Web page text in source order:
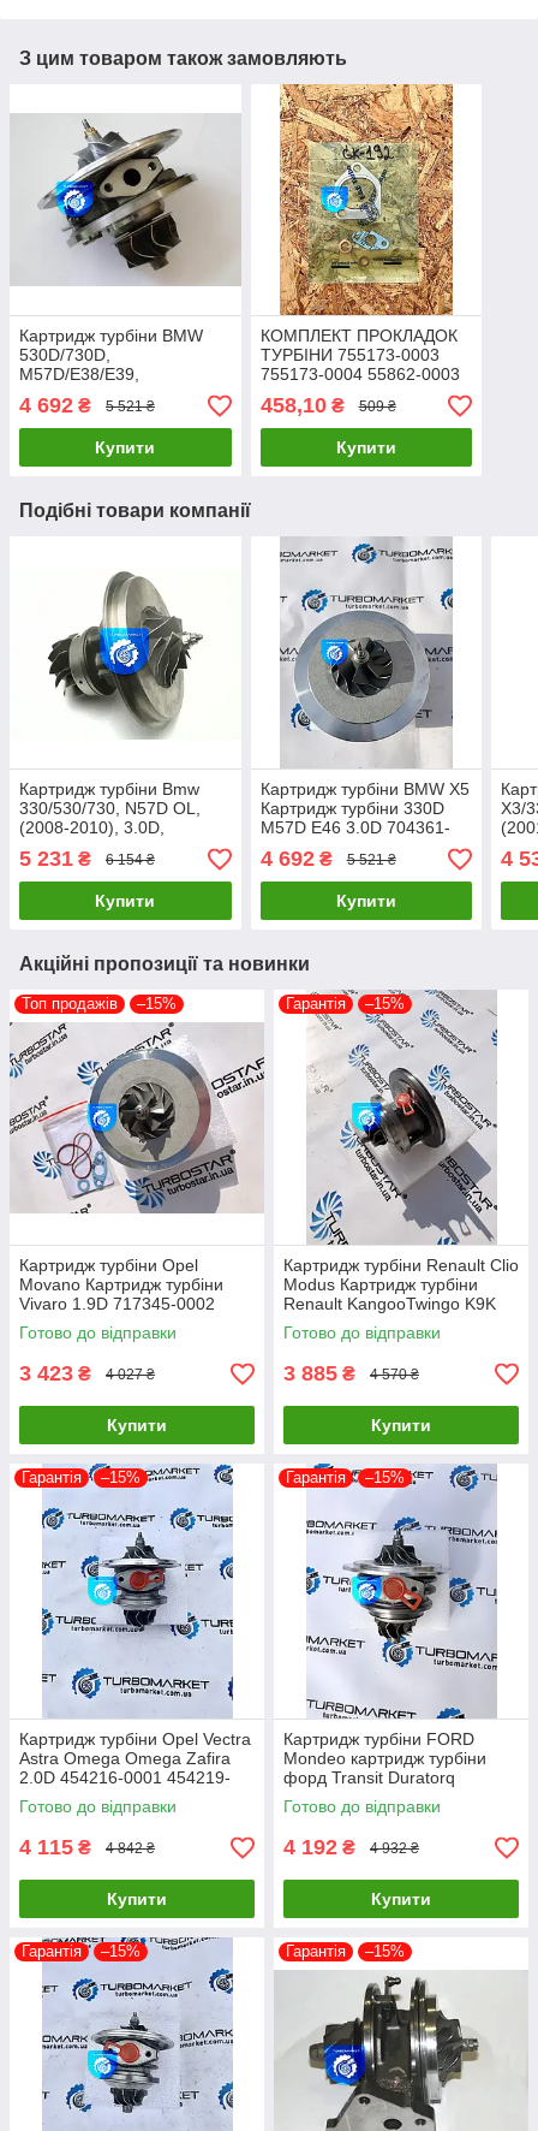
З цим товаром також замовляють
Картридж турбіни BMW
530D/730D,
M57D/E38/E39,
(1999,2001), 3.0D, 142/193
454191-0007,454191-
0001, 454191-0003
4 692 ₴ 5 521 ₴
Купити
КОМПЛЕКТ ПРОКЛАДОК
ТУРБІНИ 755173-0003
755173-0004 55862-0003
454191-0006 700447-
000370935-0001
458,10₴ 509 ₴
Купити
Подібні товари компанії
Картридж турбіни Bmw
330/530/730, N57D OL,
(2008-2010), 3.0D,
777853-0006, 777853-
0010
5 231 ₴ 6 154 ₴
Купити
Картридж турбіни BMW X5
Картридж турбіни 330D
M57D E46 3.0D 704361-
0005 704361-0006
704361-0001
4 692₴ 5 521 ₴
Купити
X3/
4
Акційні пропозиції та новинки
Топ продажів –15%
Картридж турбіни Opel
Movano Картридж турбіни
Vivaro 1.9D 717345-0002
717348-0001 703245-0002
751768-0003
Готово до відправки
3 423 ₴ 4 027 ₴
Купити
Гарантія –15%
Картридж турбіни Renault Clio
Modus Картридж турбіни
Renault KangooTwingo K9K
1.5D 54359700011
54359700012
Готово до відправки
3 885 ₴ 4 570 ₴
Купити
Гарантія –15%
Картридж турбіни Opel Vectra
Astra Omega Omega Zafira
2.0D 454216-0001 454219-
0002 454219-0005
Готово до відправки
4 115 ₴ 4 842 ₴
Купити
Гарантія –15%
Картридж турбіни FORD
Mondeo картридж турбіни
форд Transit Duratorq
726194-0005 726194-0004
726194-0003
Готово до відправки
4 192 ₴ 4 932 ₴
Купити
Гарантія –15% Гарантія –15%